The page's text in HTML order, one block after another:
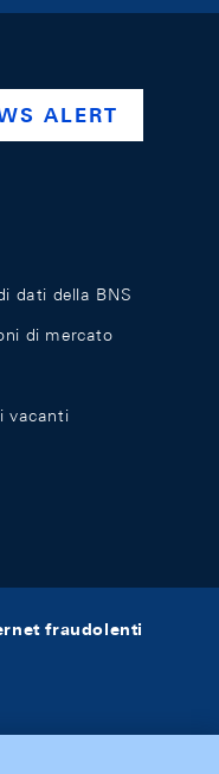
company/swiss-
ALERT
dati della BNS
di mercato
vacanti
fraudolenti